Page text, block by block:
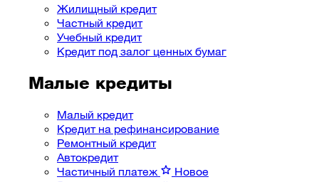
Жилищный кредит
Частный кредит
Учебный кредит
Кредит под залог ценных бумаг
Малые кредиты
Малый кредит
Кредит на рефинансирование
Ремонтный кредит
Автокредит
Частичный платеж
Новое